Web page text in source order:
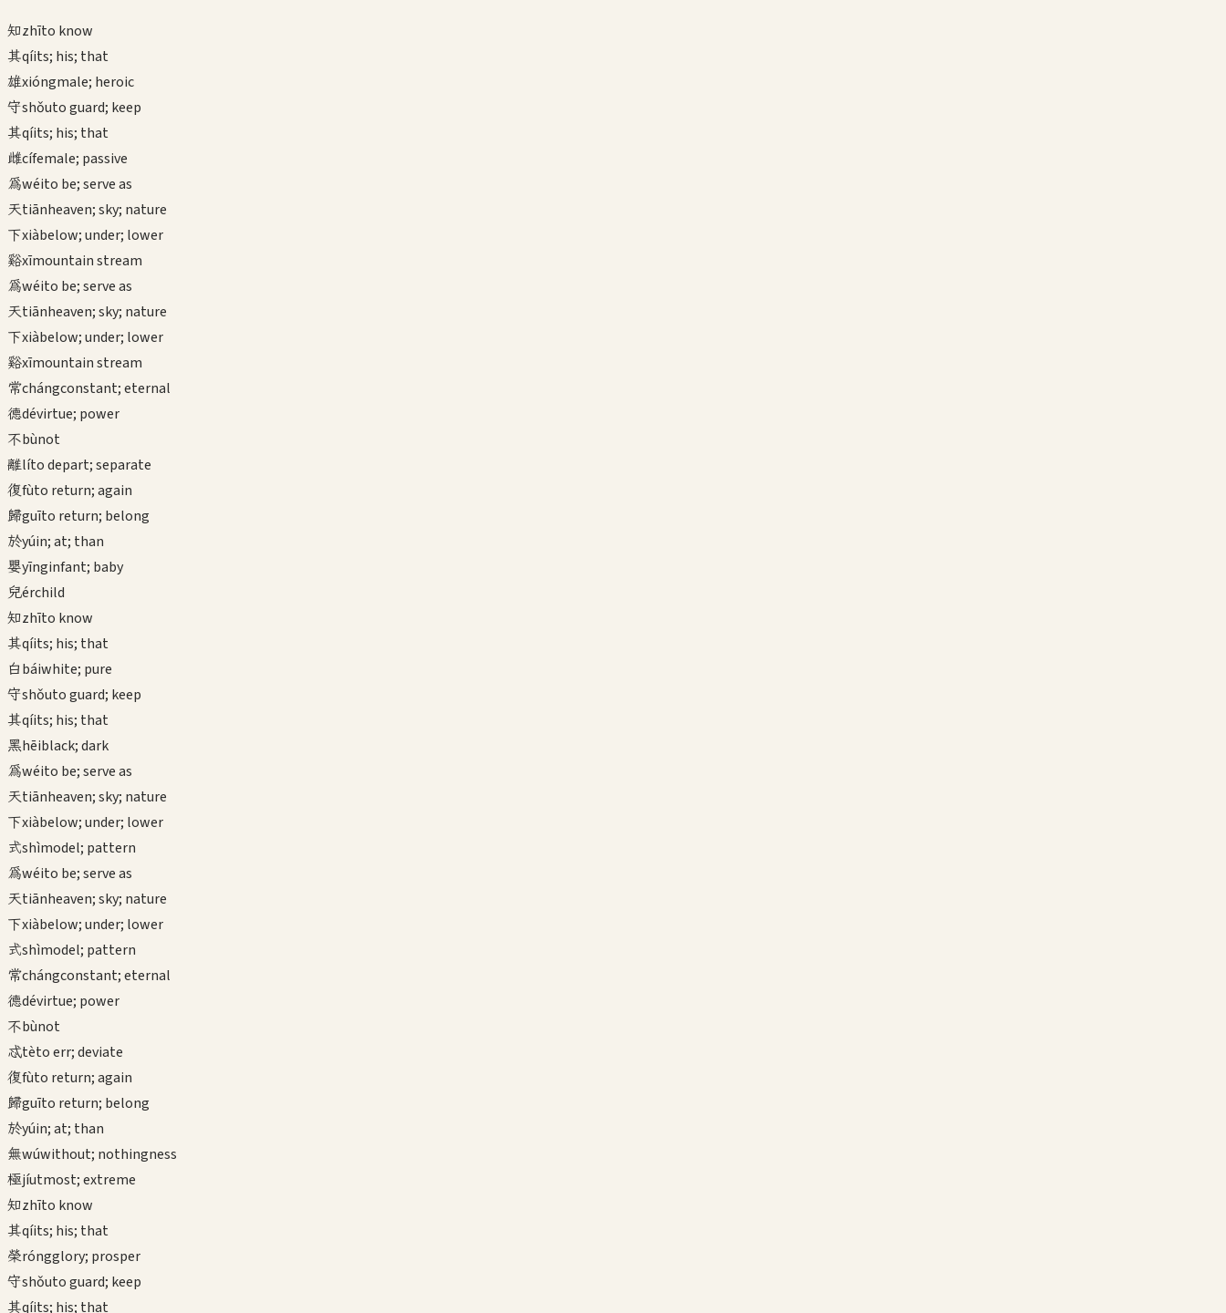
知zhīto know
其qíits; his; that
雄xióngmale; heroic
守shǒuto guard; keep
其qíits; his; that
雌cífemale; passive
為wéito be; serve as
天tiānheaven; sky; nature
下xiàbelow; under; lower
谿xīmountain stream
為wéito be; serve as
天tiānheaven; sky; nature
下xiàbelow; under; lower
谿xīmountain stream
常chángconstant; eternal
德dévirtue; power
不bùnot
離líto depart; separate
復fùto return; again
歸guīto return; belong
於yúin; at; than
嬰yīnginfant; baby
兒érchild
知zhīto know
其qíits; his; that
白báiwhite; pure
守shǒuto guard; keep
其qíits; his; that
黑hēiblack; dark
為wéito be; serve as
天tiānheaven; sky; nature
下xiàbelow; under; lower
式shìmodel; pattern
為wéito be; serve as
天tiānheaven; sky; nature
下xiàbelow; under; lower
式shìmodel; pattern
常chángconstant; eternal
德dévirtue; power
不bùnot
忒tèto err; deviate
復fùto return; again
歸guīto return; belong
於yúin; at; than
無wúwithout; nothingness
極jíutmost; extreme
知zhīto know
其qíits; his; that
榮róngglory; prosper
守shǒuto guard; keep
其qíits; his; that